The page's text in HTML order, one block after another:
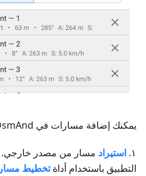
يمكنك إضافة مسارات في OsmAnd بالطرق التالية:
١. استيراد
التطبيق باستخدام أداةتخطيط مسار